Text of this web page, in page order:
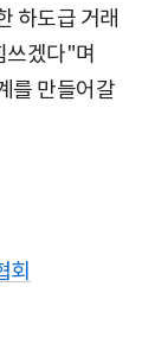
하도급 거래
쓰겠다"며
를 만들어갈
회